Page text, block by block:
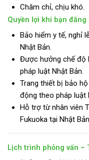
Chăm chỉ, chịu khó.
Quyền lợi khi bạn đăng
Bảo hiểm y tế, nghỉ
Nhật Bản.
Được hưởng chế độ
pháp luật Nhật Bản.
Trang thiết bị bảo
động theo pháp luật
Hỗ trợ từ nhân viên
Fukuoka tại Nhật
Lịch trình phỏng vấn –